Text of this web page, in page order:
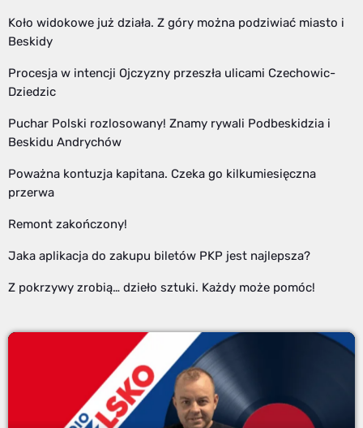
Koło widokowe już działa. Z góry można podziwiać miasto i
Beskidy
Procesja w intencji Ojczyzny przeszła ulicami Czechowic-
Dziedzic
Puchar Polski rozlosowany! Znamy rywali Podbeskidzia i
Beskidu Andrychów
Poważna kontuzja kapitana. Czeka go kilkumiesięczna
przerwa
Remont zakończony!
Jaka aplikacja do zakupu biletów PKP jest najlepsza?
Z pokrzywy zrobią… dzieło sztuki. Każdy może pomóc!